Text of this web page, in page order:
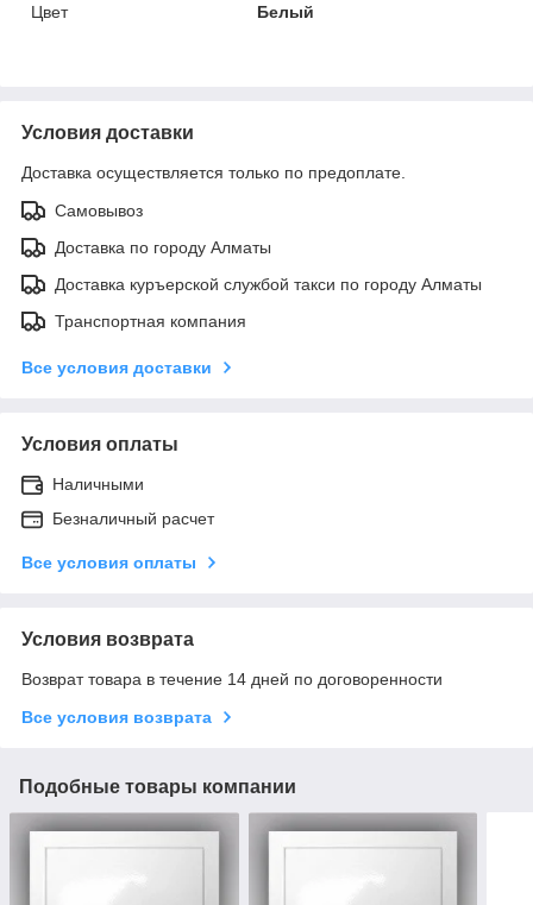
Цвет
Белый
Условия доставки
Доставка осуществляется только по предоплате.
Самовывоз
Доставка по городу Алматы
Доставка куръерской службой такси по городу Алматы
Транспортная компания
Все условия доставки
Условия оплаты
Наличными
Безналичный расчет
Все условия оплаты
Условия возврата
Возврат товара в течение 14 дней по договоренности
Все условия возврата
Подобные товары компании